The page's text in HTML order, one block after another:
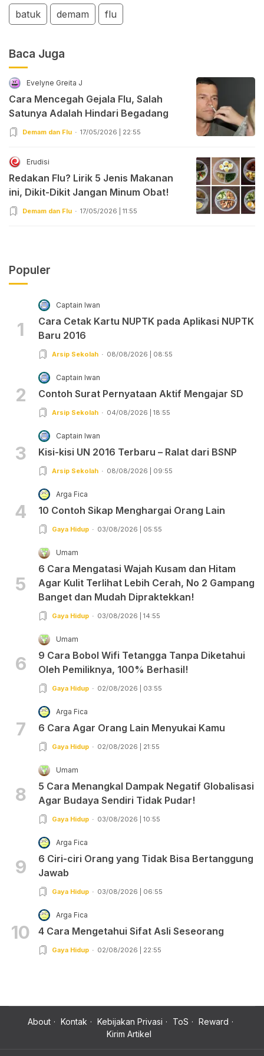
batuk demam flu
Baca Juga
Evelyne Greita J
Cara Mencegah Gejala Flu, Salah
Satunya Adalah Hindari Begadang
Demam dan Flu 17/05/2026 | 22:55
Erudisi
Redakan Flu? Lirik 5 Jenis Makanan
ini, Dikit-Dikit Jangan Minum Obat!
Demam dan Flu 17/05/2026 | 11:55
Populer
1
Captain Iwan
Cara Cetak Kartu NUPTK pada Aplikasi NUPTK
Baru 2016
Arsip Sekolah 08/08/2026 | 08:55
2
Captain Iwan
Contoh Surat Pernyataan Aktif Mengajar SD
Arsip Sekolah 04/08/2026 | 18:55
3
Captain Iwan
Kisi-kisi UN 2016 Terbaru – Ralat dari BSNP
Arsip Sekolah 08/08/2026 | 09:55
4
Arga Fica
10 Contoh Sikap Menghargai Orang Lain
Gaya Hidup 03/08/2026 | 05:55
5
Umam
6 Cara Mengatasi Wajah Kusam dan Hitam
Agar Kulit Terlihat Lebih Cerah, No 2 Gampang
Banget dan Mudah Dipraktekkan!
Gaya Hidup 03/08/2026 | 14:55
6
Umam
9 Cara Bobol Wifi Tetangga Tanpa Diketahui
Oleh Pemiliknya, 100% Berhasil!
Gaya Hidup 02/08/2026 | 03:55
7
Arga Fica
6 Cara Agar Orang Lain Menyukai Kamu
Gaya Hidup 02/08/2026 | 21:55
8
Umam
5 Cara Menangkal Dampak Negatif Globalisasi
Agar Budaya Sendiri Tidak Pudar!
Gaya Hidup 03/08/2026 | 10:55
9
Arga Fica
6 Ciri-ciri Orang yang Tidak Bisa Bertanggung
Jawab
Gaya Hidup 03/08/2026 | 06:55
10
Arga Fica
4 Cara Mengetahui Sifat Asli Seseorang
Gaya Hidup 02/08/2026 | 22:55
About Kontak Kebijakan Privasi ToS
Reward
Kirim Artikel